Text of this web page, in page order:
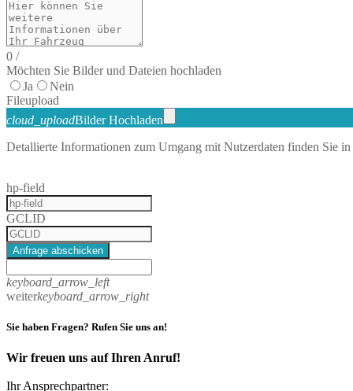
0 /
Möchten Sie Bilder und Dateien hochladen
Ja
Nein
Fileupload
cloud_uploadBilder Hochladen
Detallierte Informationen zum Umgang mit Nutzerdaten finden Sie
hp-field
GCLID
Anfrage abschicken
keyboard_arrow_left
weiterkeyboard_arrow_right
Sie haben Fragen? Rufen Sie uns an!
Wir freuen uns auf Ihren Anruf!
Ihr Ansprechpartner: